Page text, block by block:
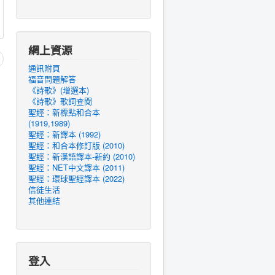
網上資源
通訊附頁
福音問題解答
《詩歌》(增選本)
《詩歌》歌詞查閱
聖經：新標點和合本
(1919,1989)
聖經：新譯本 (1992)
聖經：和合本修訂版 (2010)
聖經：新漢語譯本-新約 (2010)
聖經：NET中文譯本 (2011)
聖經：環球聖經譯本 (2022)
信徒生活
其他連結
登入